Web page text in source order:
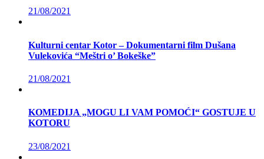
21/08/2021
Kulturni centar Kotor – Dokumentarni film Dušana
Vulekovića “Meštri o’ Bokeške”
21/08/2021
KOMEDIJA „MOGU LI VAM POMOĆI“ GOSTUJE U
KOTORU
23/08/2021